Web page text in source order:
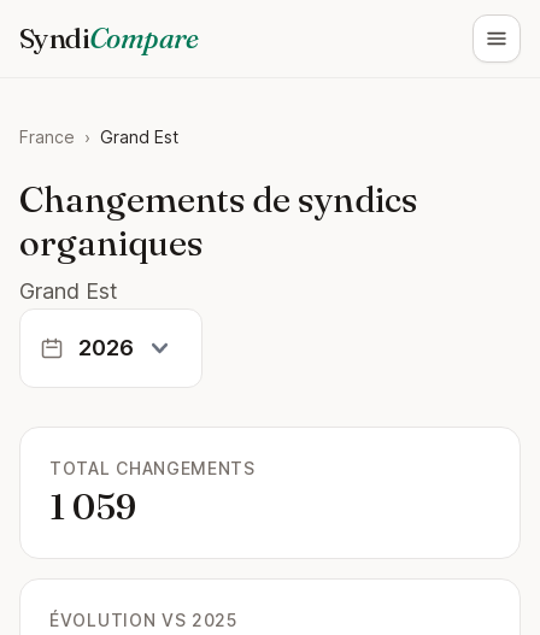
SyndiCompare
France › Grand Est
Changements de syndics
organiques
Grand Est
TOTAL CHANGEMENTS
1 059
ÉVOLUTION VS 2025